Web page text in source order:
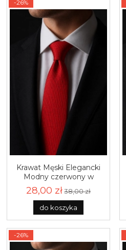
Krawat Męski Elegancki
Modny czerwony w
delikatną kratkę wąski
śledzik G207
28,00 zł 38,00 zł
do koszyka
-26%
-26%